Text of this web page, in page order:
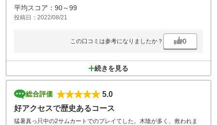
平均スコア：90～99
投稿日：2022/08/21
この口コミは参考になりましたか？ 0
続きを見る
総合評価
5.0
好アクセスで歴史あるコース
猛暑真っ只中の2サムカートでのプレイてした。木陰が多く、救われま